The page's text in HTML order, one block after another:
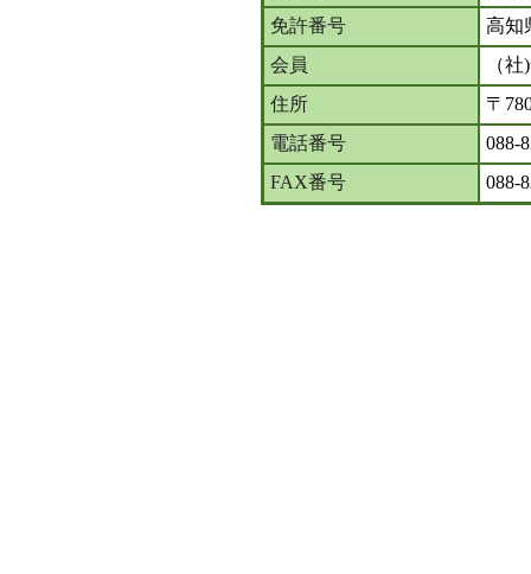
免許番号
高知
会員
（
住所
〒
電話番号
088-
FAX番号
088-